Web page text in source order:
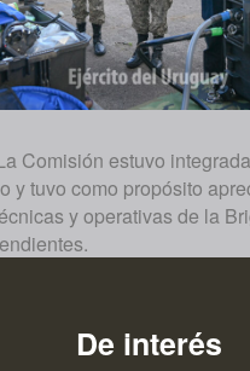
Comisión estuvo
y tuvo como propósito
y operativas de la
De interés